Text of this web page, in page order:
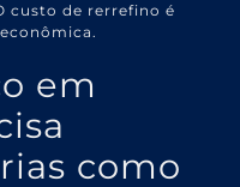
custo de rerrefino é
em
como